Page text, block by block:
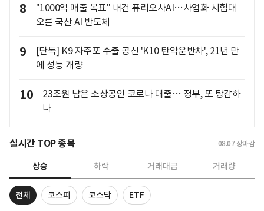
8
"1000억 매출 목표" 내건 퓨리오사AI…사업화 시험대
오른 국산 AI 반도체
9
[단독] K9 자주포 수출 공신 'K10 탄약운반차', 21년 만
에 성능 개량
10
23조원 남은 소상공인 코로나 대출… 정부, 또 탕감하
나
실시간 TOP 종목 08.07 장마감
상승 하락 거래대금 거래량
전체 코스피 코스닥 ETF